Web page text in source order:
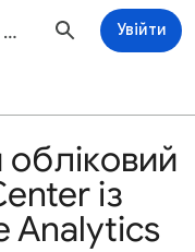
Google Merchant Center Довідка Увійти
обліковий
із
Analytics